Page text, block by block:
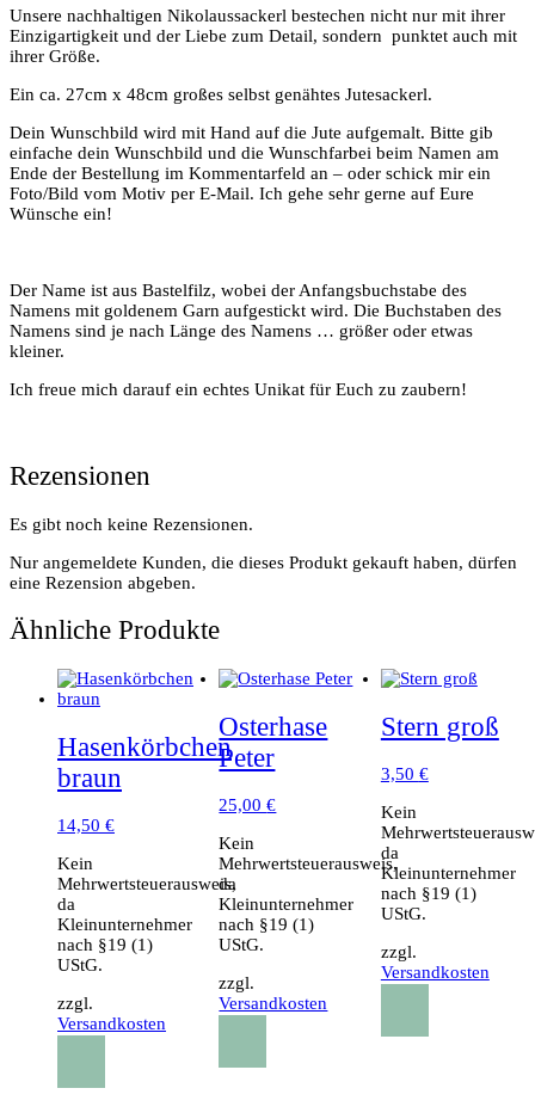
Unsere nachhaltigen Nikolaussackerl bestechen nicht nur mit ihrer
Einzigartigkeit und der Liebe zum Detail, sondern punktet auch mit
ihrer Größe.
Ein ca. 27cm x 48cm großes selbst genähtes Jutesackerl.
Dein Wunschbild wird mit Hand auf die Jute aufgemalt. Bitte gib
einfache dein Wunschbild und die Wunschfarbei beim Namen am
Ende der Bestellung im Kommentarfeld an – oder schick mir ein
Foto/Bild vom Motiv per E-Mail. Ich gehe sehr gerne auf Eure
Wünsche ein!
Der Name ist aus Bastelfilz, wobei der Anfangsbuchstabe des
Namens mit goldenem Garn aufgestickt wird. Die Buchstaben des
Namens sind je nach Länge des Namens … größer oder etwas
kleiner.
Ich freue mich darauf ein echtes Unikat für Euch zu zaubern!
Rezensionen
Es gibt noch keine Rezensionen.
Nur angemeldete Kunden, die dieses Produkt gekauft haben, dürfen
eine Rezension abgeben.
Ähnliche Produkte
Hasenkörbchen
braun
14,50 €
Kein
Mehrwertsteuerausweis,
da
Kleinunternehmer
nach §19 (1)
UStG.
zzgl.
Versandkosten
Osterhase
Peter
25,00€
Kein
Mehrwertsteuerausweis,
da
Kleinunternehmer
nach §19 (1)
UStG.
zzgl.
Versandkosten
Stern groß
3,50 €
Kein
da
Kleinunternehmer
nach §19 (1)
UStG.
zzgl.
Versandkosten